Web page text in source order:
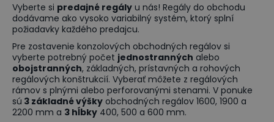
Vyberte si predajné regály u nás! Regály do obchodu
dodávame ako vysoko variabilný systém, ktorý splní
požiadavky každého predajcu.
Pre zostavenie konzolových obchodných regálov si
vyberte potrebný počet jednostranných alebo
obojstranných, základných, prístavných a rohových
regálových konštrukcií. Vyberať môžete z regálových
rámov s plnými alebo perforovanými stenami. V ponuke
sú 3 základné výšky obchodných regálov 1600, 1900 a
2200 mm a 3 hĺbky 400, 500 a 600 mm.